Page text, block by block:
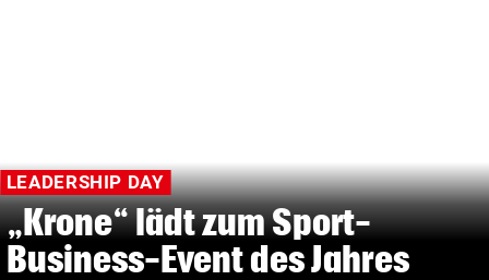
LEADERSHIP DAY
„Krone“ lädt zum Sport-
Business-Event des Jahres